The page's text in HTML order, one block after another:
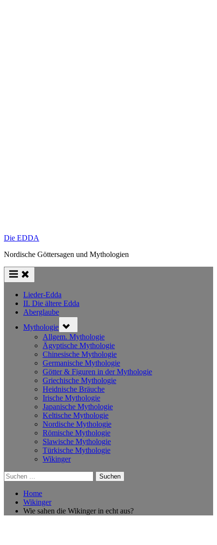
Die EDDA
Nordische Göttersagen und Mythologien
Lieder-Edda
II. Die ältere Edda
Aberglaube
Mythologie sub-
menu
Allgem. Mythologie
Ägyptische Mythologie
Chinesische Mythologie
Germanische Mythologie
Götter & Figuren in der Mythologie
Griechische Mythologie
Heidnische Bräuche
Irische Mythologie
Japanische Mythologie
Keltische Mythologie
Nordische Mythologie
Römische Mythologie
Slawische Mythologie
Türkische Mythologie
Wikinger
Suchen
nach:
Home
Wikinger
Wie sahen die Wikinger in echt aus?